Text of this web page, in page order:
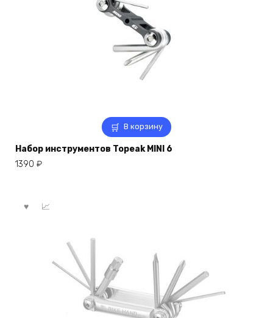
В корзину
Набор инструментов Topeak MINI 6
1390 ₽